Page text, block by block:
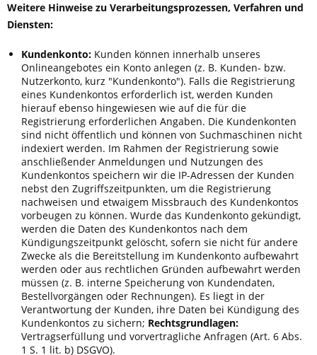
Weitere Hinweise zu Verarbeitungsprozessen, Verfahren und
Diensten:
Kundenkonto: Kunden können innerhalb unseres
Onlineangebotes ein Konto anlegen (z. B. Kunden- bzw.
Nutzerkonto, kurz "Kundenkonto"). Falls die Registrierung
eines Kundenkontos erforderlich ist, werden Kunden
hierauf ebenso hingewiesen wie auf die für die
Registrierung erforderlichen Angaben. Die Kundenkonten
sind nicht öffentlich und können von Suchmaschinen nicht
indexiert werden. Im Rahmen der Registrierung sowie
anschließender Anmeldungen und Nutzungen des
Kundenkontos speichern wir die IP-Adressen der Kunden
nebst den Zugriffszeitpunkten, um die Registrierung
nachweisen und etwaigem Missbrauch des Kundenkontos
vorbeugen zu können. Wurde das Kundenkonto gekündigt,
werden die Daten des Kundenkontos nach dem
Kündigungszeitpunkt gelöscht, sofern sie nicht für andere
Zwecke als die Bereitstellung im Kundenkonto aufbewahrt
werden oder aus rechtlichen Gründen aufbewahrt werden
müssen (z. B. interne Speicherung von Kundendaten,
Bestellvorgängen oder Rechnungen). Es liegt in der
Verantwortung der Kunden, ihre Daten bei Kündigung des
Kundenkontos zu sichern; Rechtsgrundlagen:
Vertragserfüllung und vorvertragliche Anfragen (Art. 6 Abs.
1 S. 1 lit. b) DSGVO).